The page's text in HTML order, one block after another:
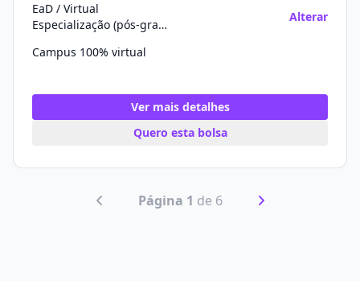
EaD / Virtual
Especialização (pós-graduação)
Alterar
Campus 100% virtual
Ver mais detalhes
Quero esta bolsa
Página 1 de 6